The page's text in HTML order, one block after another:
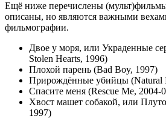
Ещё ниже перечислены
описаны, но являются важными
фильмографии.
Двое у моря, или Украденные
Stolen Hearts, 1996)
Плохой парень (Bad Boy, 1997)
Прирождённые убийцы (Natural
Спасите меня (Rescue Me, 2004-
Хвост машет собакой, или
1997)